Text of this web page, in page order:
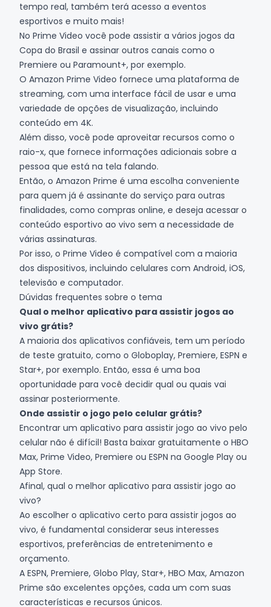
tempo real, também terá acesso a eventos
esportivos e muito mais!
No Prime Video você pode assistir a vários jogos da
Copa do Brasil e assinar outros canais como o
Premiere ou Paramount+, por exemplo.
O Amazon Prime Video fornece uma plataforma de
streaming, com uma interface fácil de usar e uma
variedade de opções de visualização, incluindo
conteúdo em 4K.
Além disso, você pode aproveitar recursos como o
raio-x, que fornece informações adicionais sobre a
pessoa que está na tela falando.
Então, o Amazon Prime é uma escolha conveniente
para quem já é assinante do serviço para outras
finalidades, como compras online, e deseja acessar o
conteúdo esportivo ao vivo sem a necessidade de
várias assinaturas.
Por isso, o Prime Video é compatível com a maioria
dos dispositivos, incluindo celulares com Android, iOS,
televisão e computador.
Dúvidas frequentes sobre o tema
Qual o melhor aplicativo para assistir jogos ao
vivo grátis?
A maioria dos aplicativos confiáveis, tem um período
de teste gratuito, como o Globoplay, Premiere, ESPN e
Star+, por exemplo. Então, essa é uma boa
oportunidade para você decidir qual ou quais vai
assinar posteriormente.
Onde assistir o jogo pelo celular grátis?
Encontrar um aplicativo para assistir jogo ao vivo pelo
celular não é difícil! Basta baixar gratuitamente o HBO
Max, Prime Video, Premiere ou ESPN na Google Play ou
App Store.
Afinal, qual o melhor aplicativo para assistir jogo ao
vivo?
Ao escolher o aplicativo certo para assistir jogos ao
vivo, é fundamental considerar seus interesses
esportivos, preferências de entretenimento e
orçamento.
A ESPN, Premiere, Globo Play, Star+, HBO Max, Amazon
Prime são excelentes opções, cada um com suas
características e recursos únicos.